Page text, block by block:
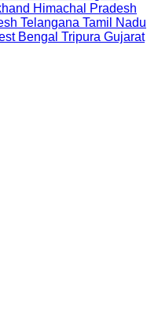
Himachal Pradesh
Telangana Tamil Nadu
Bengal Tripura Gujarat